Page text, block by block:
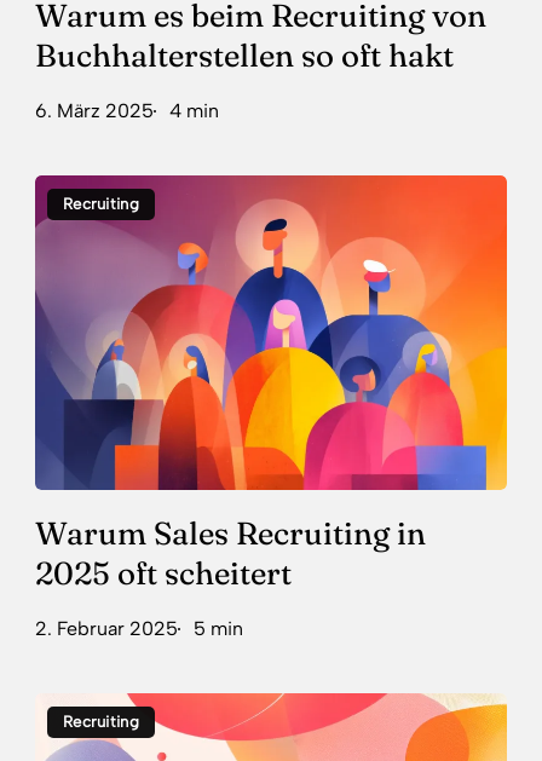
Warum es beim Recruiting von
Buchhalter­stellen so oft hakt
6. März 2025 4 min
Warum
Sales
2025
scheitert
Recruiting
Warum Sales Recruiting in
2025 oft scheitert
2. Februar 2025 5 min
Recruiting